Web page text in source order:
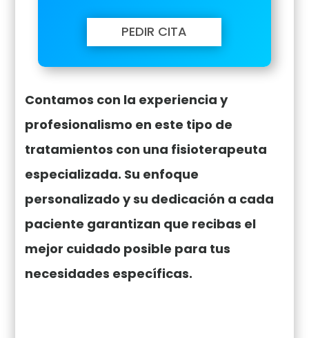
PEDIR CITA
Contamos con la experiencia y
profesionalismo en este tipo de
tratamientos con una fisioterapeuta
especializada. Su enfoque
personalizado y su dedicación a cada
paciente garantizan que recibas el
mejor cuidado posible para tus
necesidades específicas.